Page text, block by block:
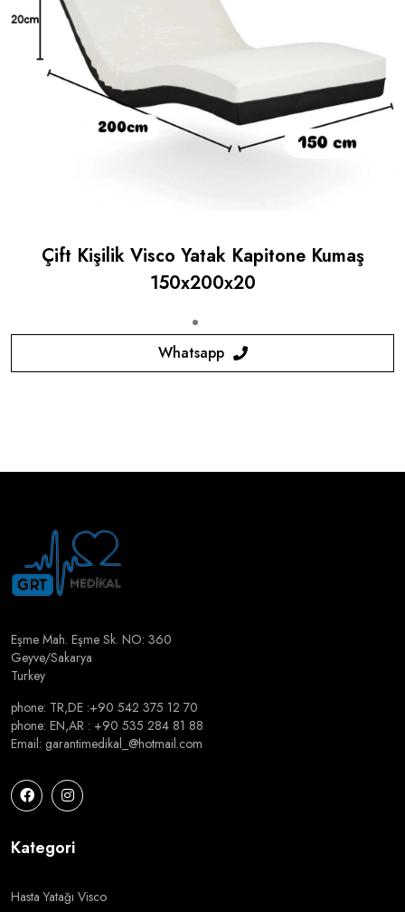
Çift Kişilik Visco Yatak Kapitone Kumaş
150x200x20
Whatsapp
Eşme Mah. Eşme Sk. NO: 360
Geyve/Sakarya
Turkey
phone: TR,DE :⁦+90 542 375 12 70⁩
phone: EN,AR : +90 535 284 81 88
Email: garantimedikal_@hotmail.com
Kategori
Hasta Yatağı Visco